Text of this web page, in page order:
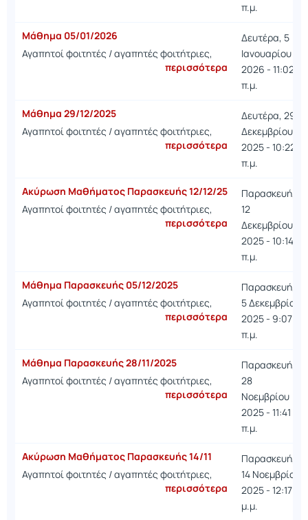
π.μ.
Μάθημα 05/01/2026
Αγαπητοί φοιτητές / αγαπητές φοιτήτριες,
περισσότερα
Δευτέρα, 5
Ιανουαρίου
2026 - 11:02
π.μ.
Μάθημα 29/12/2025
Αγαπητοί φοιτητές / αγαπητές φοιτήτριες,
περισσότερα
Δευτέρα, 29
Δεκεμβρίου
2025 - 10:22
π.μ.
Ακύρωση Μαθήματος Παρασκευής 12/12/25
Αγαπητοί φοιτητές / αγαπητές φοιτήτριες,
περισσότερα
Παρασκευή,
12
Δεκεμβρίου
2025 - 10:14
π.μ.
Μάθημα Παρασκευής 05/12/2025
Αγαπητοί φοιτητές / αγαπητές φοιτήτριες,
περισσότερα
Παρασκευή,
5 Δεκεμβρίου
2025 - 9:07
π.μ.
Μάθημα Παρασκευής 28/11/2025
Αγαπητοί φοιτητές / αγαπητές φοιτήτριες,
περισσότερα
Παρασκευή,
28
Νοεμβρίου
2025 - 11:41
π.μ.
Ακύρωση Μαθήματος Παρασκευής 14/11
Αγαπητοί φοιτητές / αγαπητές φοιτήτριες,
περισσότερα
Παρασκευή,
14 Νοεμβρίου
2025 - 12:17
μ.μ.